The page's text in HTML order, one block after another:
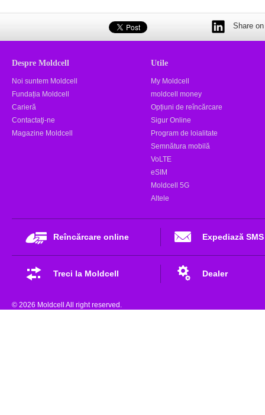
Share
Despre Moldcell
Noi suntem Moldcell
Fundația Moldcell
Carieră
Contactaţi-ne
Magazine Moldcell
Utile
My Moldcell
moldcell money
Opțiuni de reîncărcare
Sigur Online
Program de loialitate
Semnătura mobilă
VoLTE
eSIM
Moldcell 5G
Altele
Reîncărcare online Expediază SMS
Treci la Moldcell Dealer
© 2026 Moldcell All right reserved.